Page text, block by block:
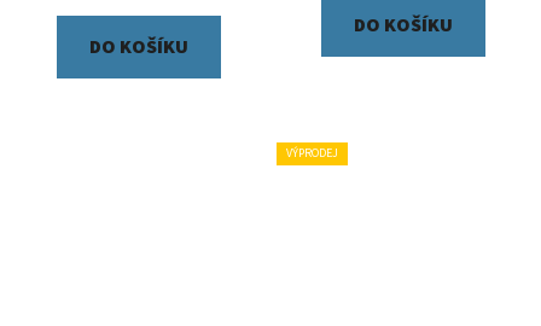
DO KOŠÍKU
DO KOŠÍKU
VÝPRODEJ